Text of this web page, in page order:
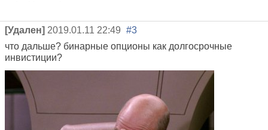
[Удален] 2019.01.11 22:49 #3
что дальше? бинарные опционы как долгосрочные
инвистиции?